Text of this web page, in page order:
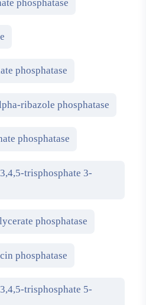
phosphatase
phosphatase
ribazole phosphatase
phosphatase
trisphosphate 3-
phosphatase
phosphatase
trisphosphate 5-